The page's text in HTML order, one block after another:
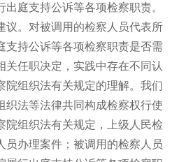
庭支持公诉等各项检察职责。
议。对被调用的检察人员代表所
支持公诉等各项检察职责是否需
关任职决定，实践中存在不同认
院组织法有关规定的理解。我们
织法等法律共同构成检察权行使
院组织法有关规定，上级人民检
员办理案件；被调用的检察人员